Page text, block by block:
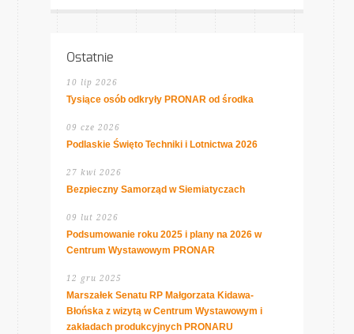
Ostatnie
10 lip 2026
Tysiące osób odkryły PRONAR od środka
09 cze 2026
Podlaskie Święto Techniki i Lotnictwa 2026
27 kwi 2026
Bezpieczny Samorząd w Siemiatyczach
09 lut 2026
Podsumowanie roku 2025 i plany na 2026 w
Centrum Wystawowym PRONAR
12 gru 2025
Marszałek Senatu RP Małgorzata Kidawa-
Błońska z wizytą w Centrum Wystawowym i
zakładach produkcyjnych PRONARU